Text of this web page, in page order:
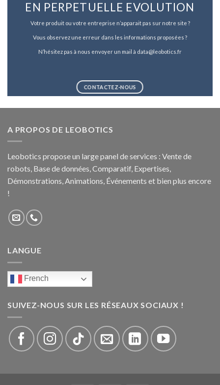
EN PERPETUELLE EVOLUTION
Votre produit ou votre entreprise n’apparait pas sur notre site ?
Vous observez une erreur dans les informations proposées ?
N’hésitez pas à nous envoyer un mail à data@leobotics.fr
CONTACTEZ-NOUS
A PROPOS DE LEOBOTICS
Leobotics propose un large panel de services : Vente de
robots, Base de données, Comparatif, Expertises,
Démonstrations, Animations, Événements et bien plus encore
!
LANGUE
French
SUIVEZ-NOUS SUR LES RÉSEAUX SOCIAUX !